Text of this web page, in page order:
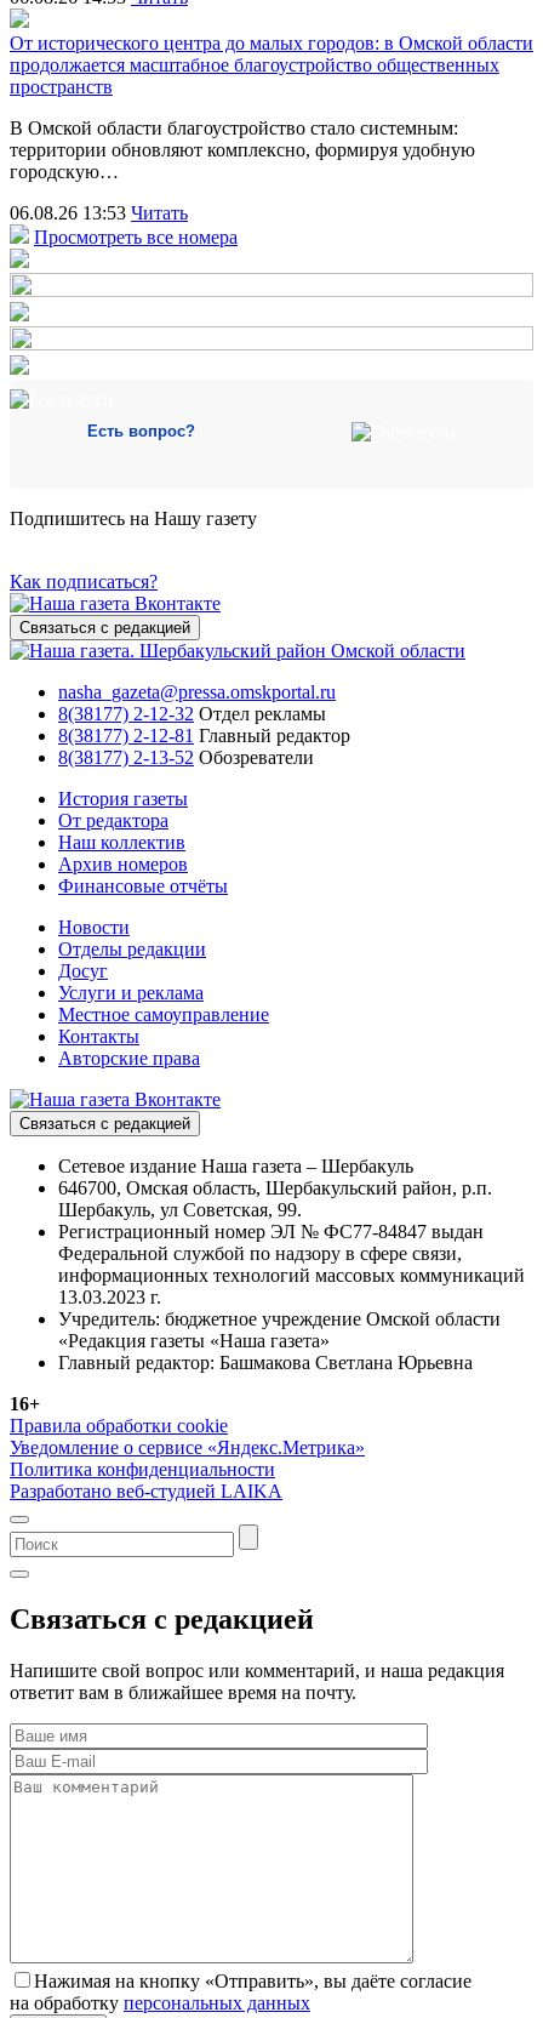
От исторического центра до малых городов: в Омской области
продолжается масштабное благоустройство общественных
пространств
В Омской области благоустройство стало системным:
территории обновляют комплексно, формируя удобную
городскую…
06.08.26 13:53 Читать
Просмотреть все номера
Есть вопрос?
Подпишитесь на Нашу газету
Как подписаться?
Связаться с редакцией
nasha_gazeta@pressa.omskportal.ru
8(38177) 2-12-32 Отдел рекламы
8(38177) 2-12-81 Главный редактор
8(38177) 2-13-52 Обозреватели
История газеты
От редактора
Наш коллектив
Архив номеров
Финансовые отчёты
Новости
Отделы редакции
Досуг
Услуги и реклама
Местное самоуправление
Контакты
Авторские права
Связаться с редакцией
Сетевое издание Наша газета – Шербакуль
646700, Омская область, Шербакульский район, р.п.
Шербакуль, ул Советская, 99.
Регистрационный номер ЭЛ № ФС77-84847 выдан
Федеральной службой по надзору в сфере связи,
информационных технологий массовых коммуникаций
13.03.2023 г.
Учредитель: бюджетное учреждение Омской области
«Редакция газеты «Наша газета»
Главный редактор: Башмакова Светлана Юрьевна
16+
Правила обработки cookie
Уведомление о сервисе «Яндекс.Метрика»
Политика конфиденциальности
Разработано веб-студией LAIKA
Связаться с редакцией
Напишите свой вопрос или комментарий, и наша редакция
ответит вам в ближайшее время на почту.
Нажимая на кнопку «Отправить», вы даёте согласие
на обработку персональных данных